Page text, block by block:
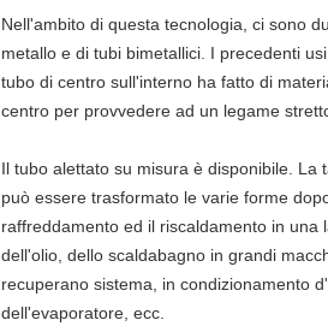
Nell'ambito di questa tecnologia, ci sono
metallo e di tubi bimetallici. I precedenti
tubo di centro sull'interno ha fatto di
centro per provvedere ad un legame
Il tubo alettato su misura è disponibile. La
può essere trasformato le varie forme
raffreddamento ed il riscaldamento in
dell'olio, dello scaldabagno in grandi
recuperano sistema, in condizionamento
dell'evaporatore, ecc.